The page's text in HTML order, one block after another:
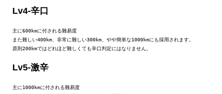
Lv4-辛口
主に600kmに付される難易度
また難しい400km、非常に難しい300km、やや簡単な1000kmにも採用されます。
原則200kmではどれほど難しくても辛口判定にはなりません。
Lv5-激辛
主に1000kmに付される難易度